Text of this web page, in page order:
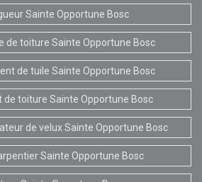
Sainte Opportune Bosc
de toiture Sainte Opportune Bosc
de tuile Sainte Opportune Bosc
de toiture Sainte Opportune Bosc
de velux Sainte Opportune Bosc
Sainte Opportune Bosc